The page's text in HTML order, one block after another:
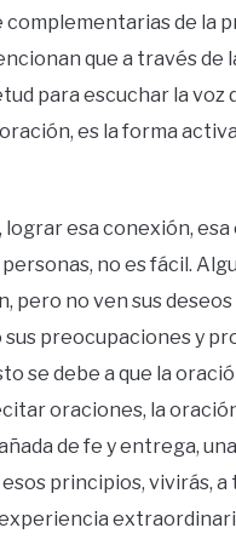
complementarias de la
que a través de
para escuchar la voz
es la forma
lograr esa conexión,
no es fácil.
pero no ven sus
sus preocupaciones y
se debe a que la
oraciones, la
de fe y entrega,
principios, vivirás, a